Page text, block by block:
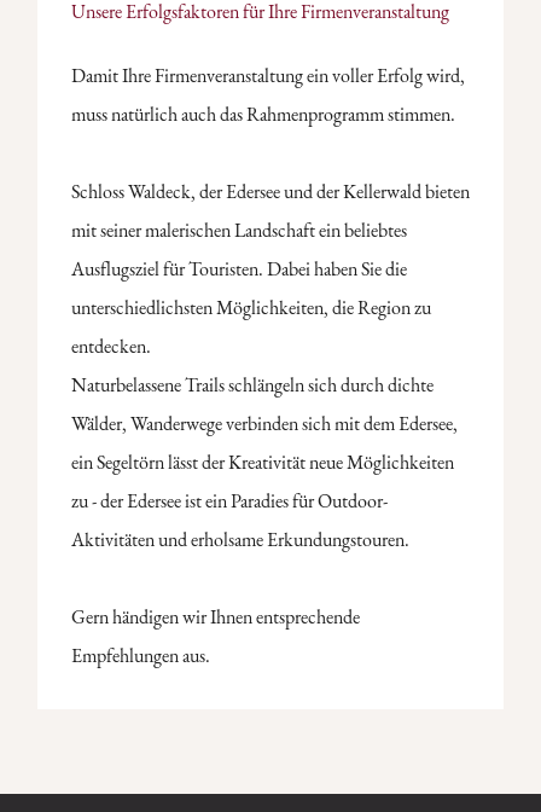
Unsere Erfolgsfaktoren für Ihre Firmenveranstaltung
Damit Ihre Firmenveranstaltung ein voller Erfolg wird,
muss natürlich auch das Rahmenprogramm stimmen.
Schloss Waldeck, der Edersee und der Kellerwald bieten
mit seiner malerischen Landschaft ein beliebtes
Ausflugsziel für Touristen. Dabei haben Sie die
unterschiedlichsten Möglichkeiten, die Region zu
entdecken.
Naturbelassene Trails schlängeln sich durch dichte
Wälder, Wanderwege verbinden sich mit dem Edersee,
ein Segeltörn lässt der Kreativität neue Möglichkeiten
zu - der Edersee ist ein Paradies für Outdoor-
Aktivitäten und erholsame Erkundungstouren.
Gern händigen wir Ihnen entsprechende
Empfehlungen aus.